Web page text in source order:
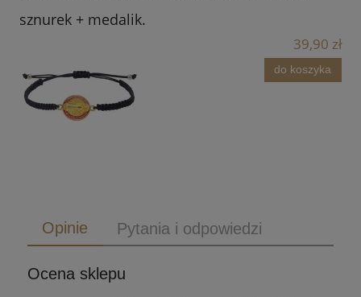
sznurek + medalik.
39,90 zł
do koszyka
Opinie Pytania i odpowiedzi
Ocena sklepu